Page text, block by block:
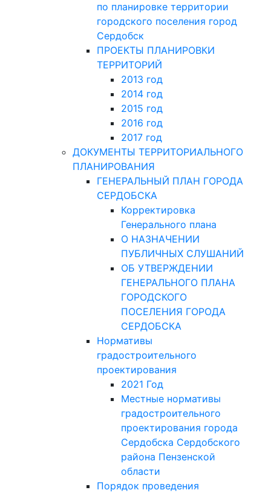
по планировке территории
городского поселения город
Сердобск
ПРОЕКТЫ ПЛАНИРОВКИ
ТЕРРИТОРИЙ
2013 год
2014 год
2015 год
2016 год
2017 год
ДОКУМЕНТЫ ТЕРРИТОРИАЛЬНОГО
ПЛАНИРОВАНИЯ
ГЕНЕРАЛЬНЫЙ ПЛАН ГОРОДА
СЕРДОБСКА
Корректировка
Генерального плана
О НАЗНАЧЕНИИ
ПУБЛИЧНЫХ СЛУШАНИЙ
ОБ УТВЕРЖДЕНИИ
ГЕНЕРАЛЬНОГО ПЛАНА
ГОРОДСКОГО
ПОСЕЛЕНИЯ ГОРОДА
СЕРДОБСКА
Нормативы
градостроительного
проектирования
2021 Год
Местные нормативы
градостроительного
проектирования города
Сердобска Сердобского
района Пензенской
области
Порядок проведения